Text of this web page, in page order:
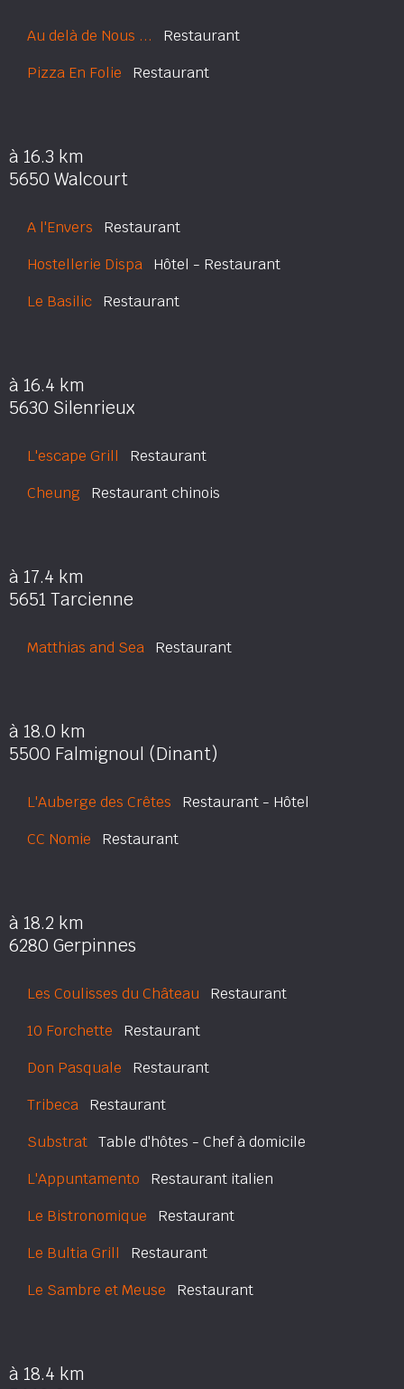
Au delà de Nous ... Restaurant
Pizza En Folie Restaurant
à 16.3 km
5650 Walcourt
A l'Envers Restaurant
Hostellerie Dispa Hôtel - Restaurant
Le Basilic Restaurant
à 16.4 km
5630 Silenrieux
L'escape Grill Restaurant
Cheung Restaurant chinois
à 17.4 km
5651 Tarcienne
Matthias and Sea Restaurant
à 18.0 km
5500 Falmignoul (Dinant)
L'Auberge des Crêtes Restaurant - Hôtel
CC Nomie Restaurant
à 18.2 km
6280 Gerpinnes
Les Coulisses du Château Restaurant
10 Forchette Restaurant
Don Pasquale Restaurant
Tribeca Restaurant
Substrat Table d'hôtes - Chef à domicile
L'Appuntamento Restaurant italien
Le Bistronomique Restaurant
Le Bultia Grill Restaurant
Le Sambre et Meuse Restaurant
à 18.4 km